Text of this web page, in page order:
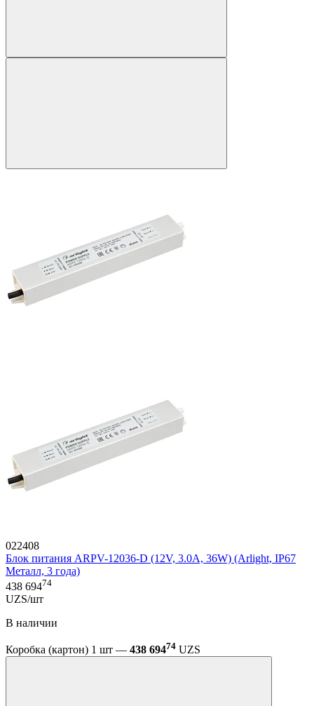
022408
Блок питания ARPV-12036-D (12V, 3.0A, 36W) (Arlight, IP67
Металл, 3 года)
438 69474
UZS/шт
В наличии
Коробка (картон) 1 шт — 438 69474 UZS